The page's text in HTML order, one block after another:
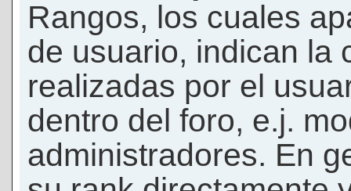
Rangos, los cuales
de usuario, indican la
realizadas por el
dentro del foro, e.j.
administradores. En